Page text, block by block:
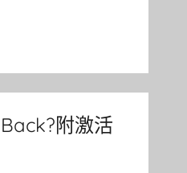
附激活